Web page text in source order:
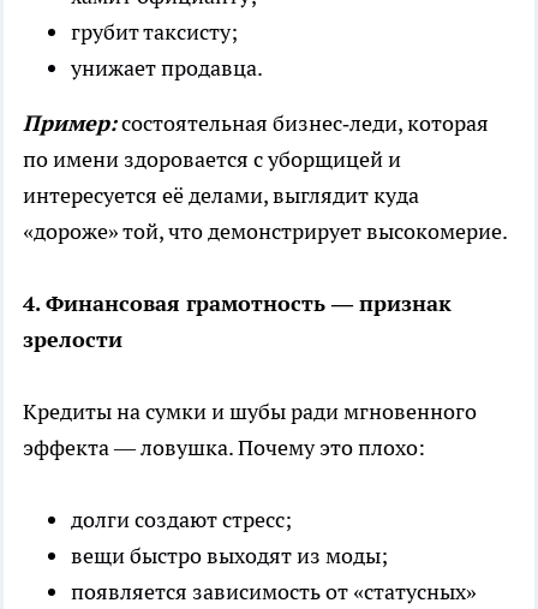
грубит таксисту;
унижает продавца.
Пример:состоятельная бизнес‑леди, которая
по имени здоровается с уборщицей и
интересуется её делами, выглядит куда
«дороже» той, что демонстрирует высокомерие.
4. Финансовая грамотность — признак
зрелости
Кредиты на сумки и шубы ради мгновенного
эффекта — ловушка. Почему это плохо:
долги создают стресс;
вещи быстро выходят из моды;
появляется зависимость от «статусных»